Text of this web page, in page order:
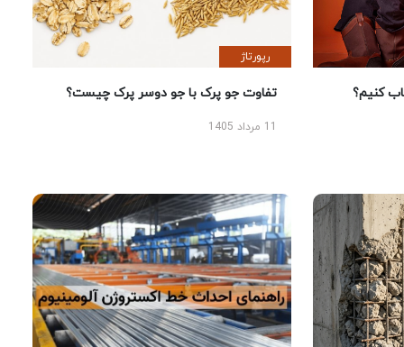
کنیم؟
رپورتاژ
تفاوت جو پرک با جو دوسر پرک چیست؟